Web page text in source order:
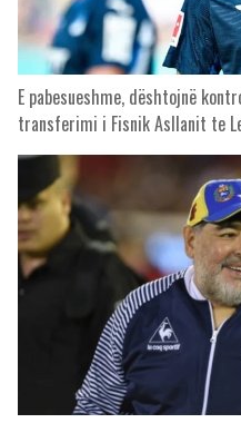
E pabesueshme, dështojnë
transferimi i Fisnik Asllanit te